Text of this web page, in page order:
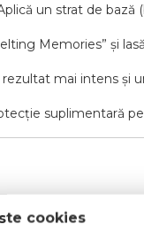
un strat de
Memories” și
mai intens și
suplimentară
cookies